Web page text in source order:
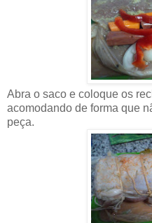
Abra o saco e coloque os
acomodando de forma que
peça.